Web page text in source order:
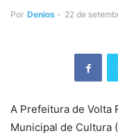
Por Denios - 22 de
A Prefeitura de Volta
Municipal de Cultura